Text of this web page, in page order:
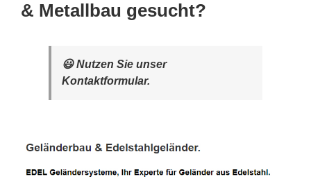
& Metallbau gesucht?
😃 Nutzen Sie unser
Kontaktformular.